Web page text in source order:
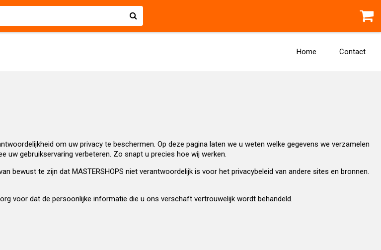
Home Contact
om uw privacy te beschermen. Op deze pagina laten we u weten welke gegevens we verzamelen
uw gebruikservaring verbeteren. Zo snapt u precies hoe wij werken.
bewust te zijn dat MASTERSHOPS niet verantwoordelijk is voor het privacybeleid van andere sites en bronnen.
voor dat de persoonlijke informatie die u ons verschaft vertrouwelijk wordt behandeld.